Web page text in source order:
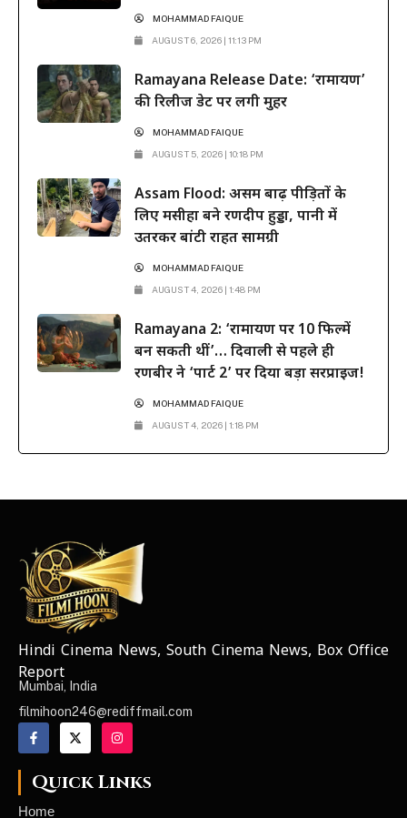
MOHAMMAD FAIQUE
AUGUST 6, 2026 | 11:13 PM
Ramayana Release Date: ‘रामायण’
की रिलीज डेट पर लगी मुहर
MOHAMMAD FAIQUE
AUGUST 5, 2026 | 10:18 PM
Assam Flood: असम बाढ़ पीड़ितों के
लिए मसीहा बने रणदीप हुड्डा, पानी में
उतरकर बांटी राहत सामग्री
MOHAMMAD FAIQUE
AUGUST 4, 2026 | 1:48 PM
Ramayana 2: ‘रामायण पर 10 फिल्में
बन सकती थीं’… दिवाली से पहले ही
रणबीर ने ‘पार्ट 2’ पर दिया बड़ा सरप्राइज!
MOHAMMAD FAIQUE
AUGUST 4, 2026 | 1:18 PM
NEWS ELEMENTOR
Hindi Cinema News, South Cinema News, Box Office
Report
Mumbai, India
filmihoon246@rediffmail.com
Quick Links
Home